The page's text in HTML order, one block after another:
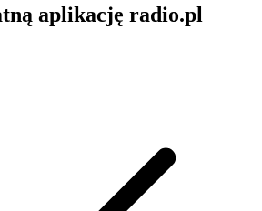
aplikację radio.pl